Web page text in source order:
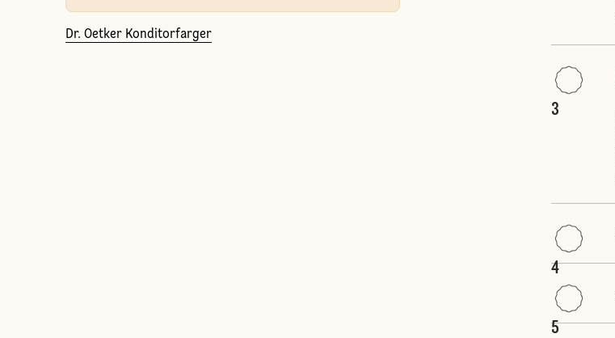
Dr. Oetker Konditorfarger
3
4
5